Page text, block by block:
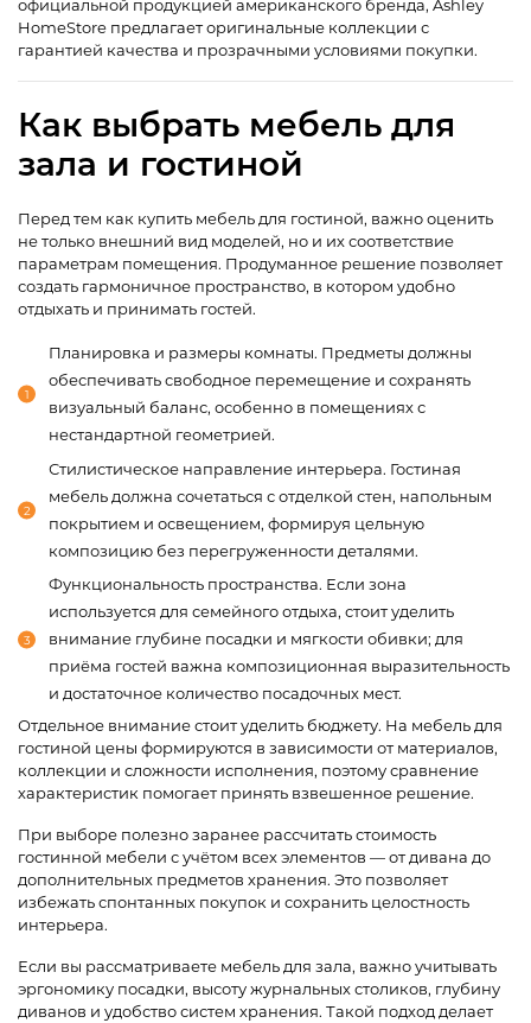
официальной продукцией американского бренда, Ashley
HomeStore предлагает оригинальные коллекции с
гарантией качества и прозрачными условиями покупки.
Как выбрать мебель для
зала и гостиной
Перед тем как купить мебель для гостиной, важно оценить
не только внешний вид моделей, но и их соответствие
параметрам помещения. Продуманное решение позволяет
создать гармоничное пространство, в котором удобно
отдыхать и принимать гостей.
Планировка и размеры комнаты. Предметы должны
обеспечивать свободное перемещение и сохранять
визуальный баланс, особенно в помещениях с
нестандартной геометрией.
Стилистическое направление интерьера. Гостиная
мебель должна сочетаться с отделкой стен, напольным
покрытием и освещением, формируя цельную
композицию без перегруженности деталями.
Функциональность пространства. Если зона
используется для семейного отдыха, стоит уделить
внимание глубине посадки и мягкости обивки; для
приёма гостей важна композиционная выразительность
и достаточное количество посадочных мест.
Отдельное внимание стоит уделить бюджету. На мебель для
гостиной цены формируются в зависимости от материалов,
коллекции и сложности исполнения, поэтому сравнение
характеристик помогает принять взвешенное решение.
При выборе полезно заранее рассчитать стоимость
гостинной мебели с учётом всех элементов — от дивана до
дополнительных предметов хранения. Это позволяет
избежать спонтанных покупок и сохранить целостность
интерьера.
Если вы рассматриваете мебель для зала, важно учитывать
эргономику посадки, высоту журнальных столиков, глубину
диванов и удобство систем хранения. Такой подход делает